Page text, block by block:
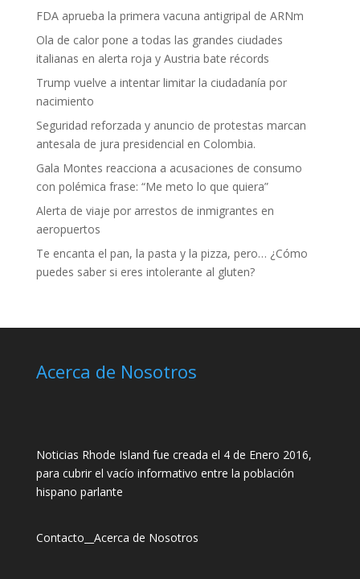
FDA aprueba la primera vacuna antigripal de ARNm
Ola de calor pone a todas las grandes ciudades
italianas en alerta roja y Austria bate récords
Trump vuelve a intentar limitar la ciudadanía por
nacimiento
Seguridad reforzada y anuncio de protestas marcan
antesala de jura presidencial en Colombia.
Gala Montes reacciona a acusaciones de consumo
con polémica frase: “Me meto lo que quiera”
Alerta de viaje por arrestos de inmigrantes en
aeropuertos
Te encanta el pan, la pasta y la pizza, pero… ¿Cómo
puedes saber si eres intolerante al gluten?
Acerca de Nosotros
Noticias Rhode Island fue creada el 4 de Enero 2016,
para cubrir el vacío informativo entre la población
hispano parlante
Contacto Acerca de Nosotros